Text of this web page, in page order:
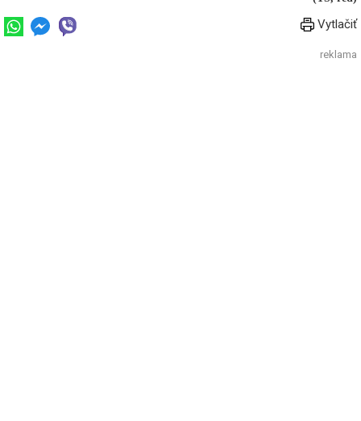
Vytlačiť
reklama